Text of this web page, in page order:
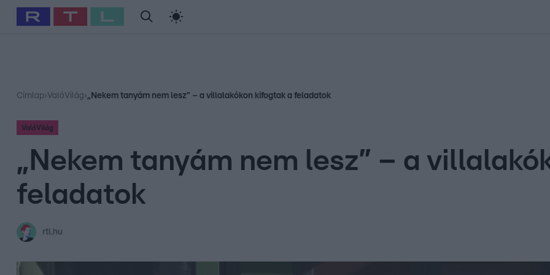
Babits Marcella Szellő István Most Wanted
Címlap›ValóVilág›„Nekem tanyám nem lesz” – a villalakókon kifogtak a feladatok
ValóVilág
„Nekem tanyám nem lesz” – a
feladatok
rtl.hu